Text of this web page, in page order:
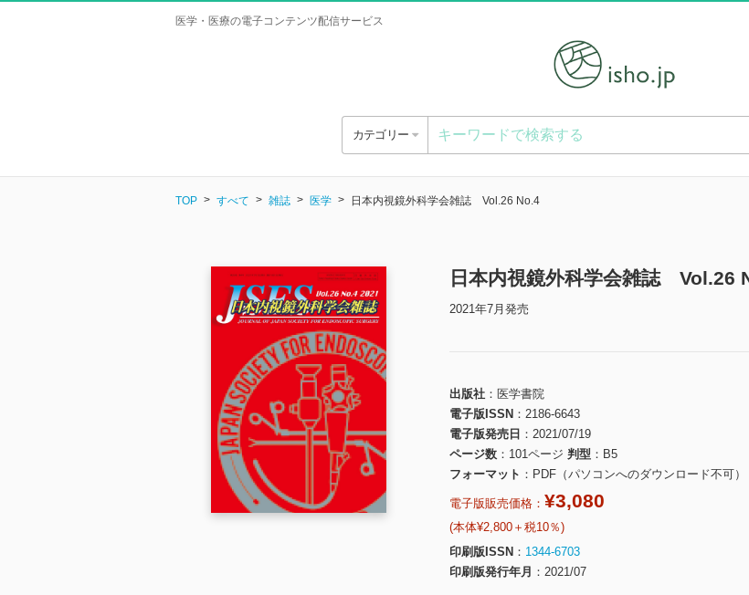
医学・医療の電子コンテンツ配信サービス
カテゴリー
TOP すべて 雑誌 医学 日本内視鏡外科学会雑誌 Vol.26 No.4
日本内視鏡外科学会雑誌 Vol.26
2021年7月発売
出版社
医学書院
電子版ISSN
2186-6643
電子版発売日
2021/07/19
ページ数
101ページ 判型
B5
フォーマット
PDF（パソコンへのダウンロード不可）
電子版販売価格： ¥3,080
(本体¥2,800＋税10％)
印刷版ISSN
1344-6703
印刷版発行年月
2021/07